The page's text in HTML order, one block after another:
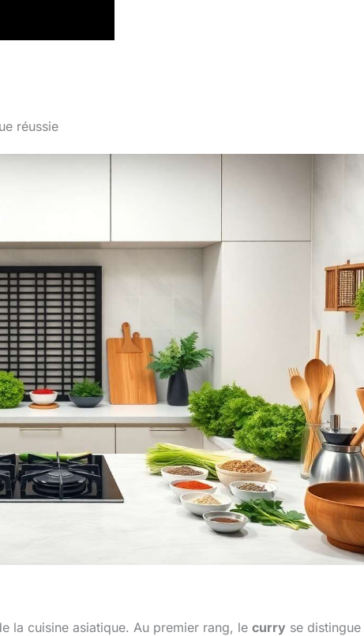
réussie
la cuisine asiatique. Au premier rang, le curry se